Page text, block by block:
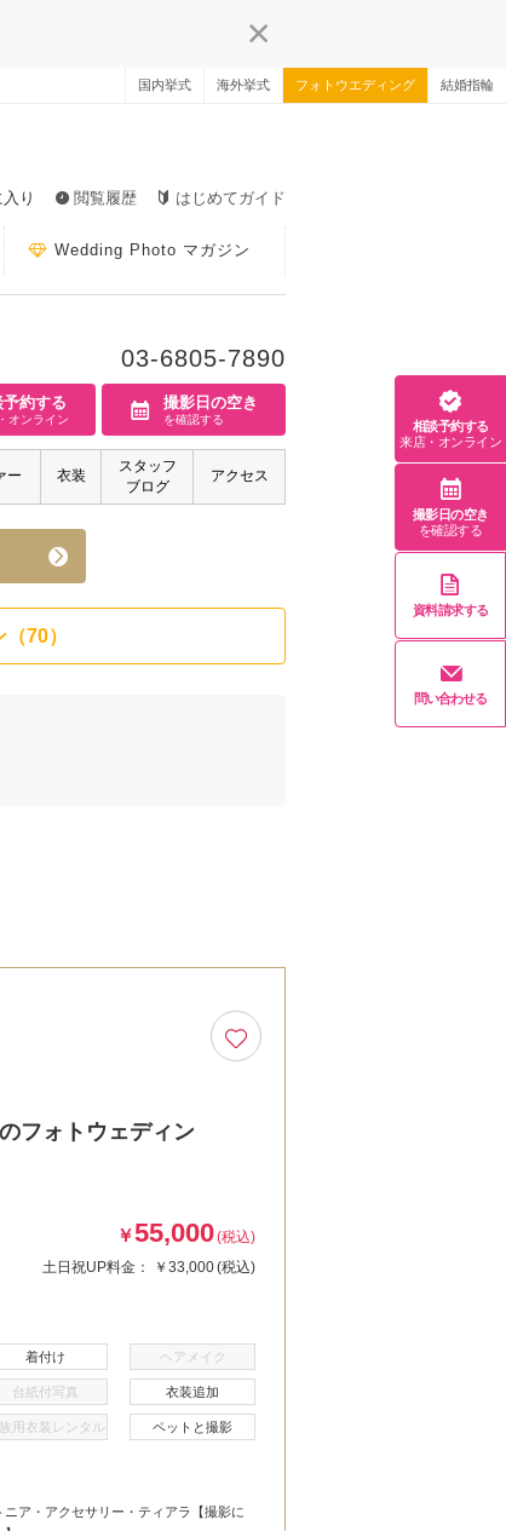
国内挙式 海外挙式 フォトウエディング 結婚指輪
り 閲覧履歴 はじめてガイド
Wedding Photo マガジン
03-6805-7890
予約する
オンライン
撮影日の空き
を確認する
ー 衣装
スタッフ
ブログ
アクセス
70）
フォトウェディン
￥55,000(税込)
土日祝UP料金：
￥33,000(税込)
着付け ヘアメイク
台紙付写真 衣装追加
用衣装レンタル ペットと撮影
ア・アクセサリー・ティアラ【撮影に
相談予約する
来店・オンライン
撮影日の空き
を確認する
資料請求する
問い合わせる